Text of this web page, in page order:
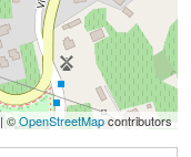
| ©OpenStreetMapcontributors